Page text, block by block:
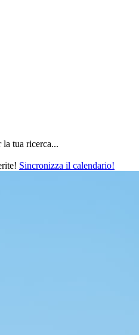
tua ricerca...
Sincronizza il calendario!